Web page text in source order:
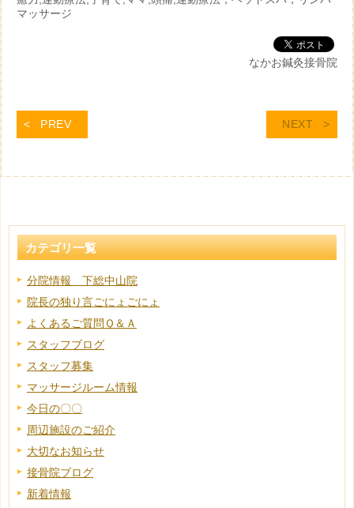
マッサージ
なかお鍼灸接骨院
PREV NEXT
カテゴリ一覧
分院情報 下総中山院
院長の独り言ごにょごにょ
よくあるご質問Ｑ＆Ａ
スタッフブログ
スタッフ募集
マッサージルーム情報
今日の〇〇
周辺施設のご紹介
大切なお知らせ
接骨院ブログ
新着情報